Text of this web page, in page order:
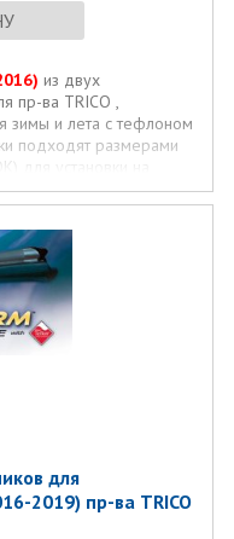
из двух
пр-ва TRICO ,
зимы и лета с тефлоном
подходят размерами
для установки на
(с 2011-2016)
для
2019) пр-ва TRICO